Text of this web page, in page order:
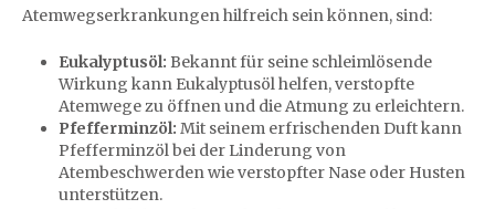
Atemwegserkrankungen hilfreich sein können, sind:
Eukalyptusöl: Bekannt für seine schleimlösende
Wirkung kann Eukalyptusöl helfen, verstopfte
Atemwege zu öffnen und die Atmung zu erleichtern.
Pfefferminzöl: Mit seinem erfrischenden Duft kann
Pfefferminzöl bei der Linderung von
Atembeschwerden wie verstopfter Nase oder Husten
unterstützen.